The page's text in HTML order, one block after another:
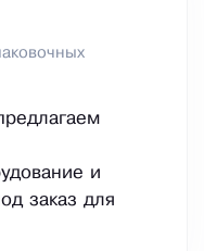
и
заказ для